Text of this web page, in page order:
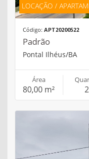
LOCAÇÃO /
Código: APT20200522
Padrão
Pontal Ilhéus/BA
Área
80,00 m² 2